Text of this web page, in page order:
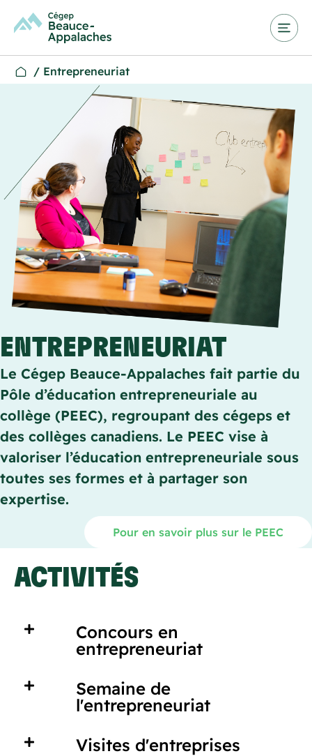
/ Entrepreneuriat
ENTREPRENEURIAT
Le Cégep Beauce-Appalaches fait partie du
Pôle d’éducation entrepreneuriale au
collège (PEEC), regroupant des cégeps et
des collèges canadiens. Le PEEC vise à
valoriser l’éducation entrepreneuriale sous
toutes ses formes et à partager son
expertise.
Pour en savoir plus sur le PEEC
ACTIVITÉS
Concours en
entrepreneuriat
Semaine de
l'entrepreneuriat
Visites d'entreprises